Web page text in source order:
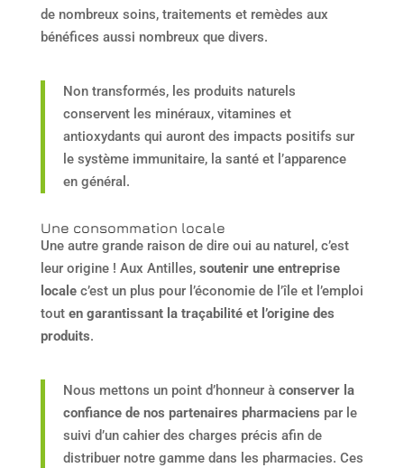
de nombreux soins, traitements et remèdes aux
bénéfices aussi nombreux que divers.
Non transformés, les produits naturels
conservent les minéraux, vitamines et
antioxydants qui auront des impacts positifs sur
le système immunitaire, la santé et l’apparence
en général.
Une consommation locale
Une autre grande raison de dire oui au naturel, c’est
leur origine ! Aux Antilles, soutenir une entreprise
localec’est un plus pour l’économie de l’île et l’emploi
tout en garantissant la traçabilité et l’origine des
produits.
Nous mettons un point d’honneur à conserver la
confiance de nos partenaires pharmaciens par le
suivi d’un cahier des charges précis afin de
distribuer notre gamme dans les pharmacies. Ces